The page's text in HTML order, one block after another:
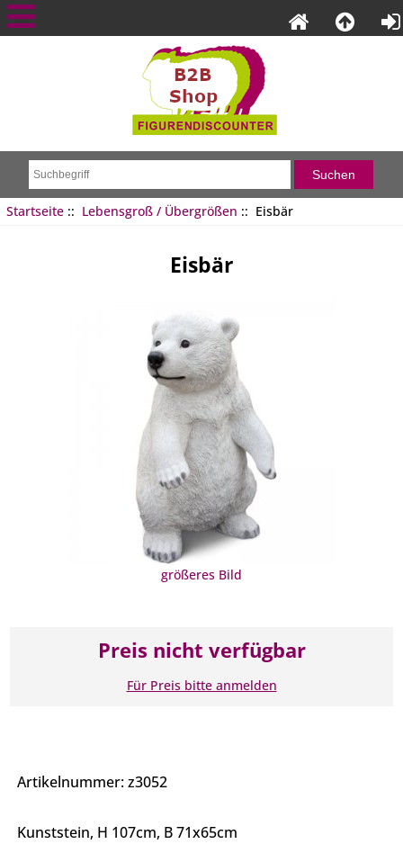
Startseite:: Lebensgroß / Übergrößen :: Eisbär
Eisbär
größeres Bild
Preis nicht verfügbar
Für Preis bitte anmelden
Artikelnummer: z3052
Kunststein, H 107cm, B 71x65cm